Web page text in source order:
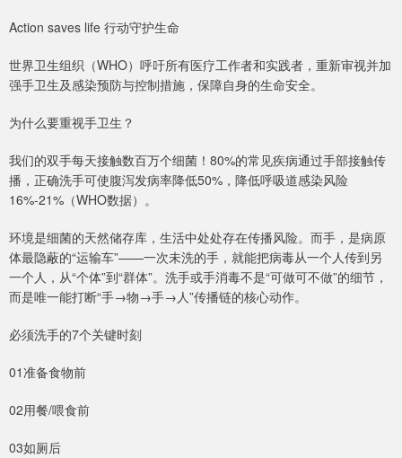
Action saves life 行动守护生命
世界卫生组织（WHO）呼吁所有医疗工作者和实践者，重新审视并加
强手卫生及感染预防与控制措施，保障自身的生命安全。
为什么要重视手卫生？
我们的双手每天接触数百万个细菌！80%的常见疾病通过手部接触传
播，正确洗手可使腹泻发病率降低50%，降低呼吸道感染风险
16%-21%（WHO数据）。
环境是细菌的天然储存库，生活中处处存在传播风险。而手，是病原
体最隐蔽的“运输车”——一次未洗的手，就能把病毒从一个人传到另
一个人，从“个体”到“群体”。洗手或手消毒不是“可做可不做”的细节，
而是唯一能打断“手→物→手→人”传播链的核心动作。
必须洗手的7个关键时刻
01准备食物前
02用餐/喂食前
03如厕后